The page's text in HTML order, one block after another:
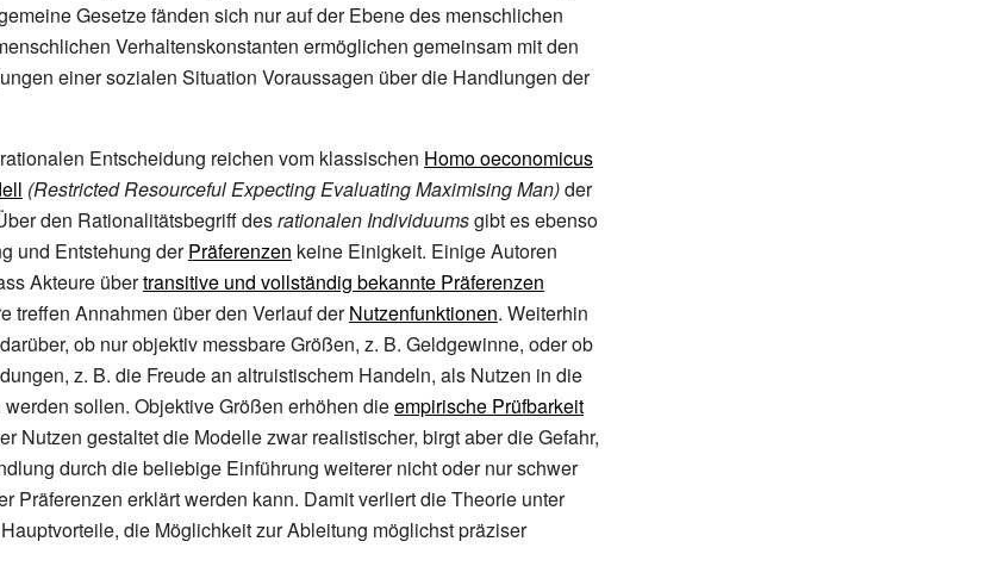
Gesetze fänden sich nur auf der Ebene des menschlichen
Verhaltenskonstanten ermöglichen gemeinsam mit den
einer sozialen Situation Voraussagen über die Handlungen der
Entscheidung reichen vom klassischen Homo oeconomicus
(Restricted Resourceful Expecting Evaluating Maximising Man)der
den Rationalitätsbegriff desrationalen Individuumsgibt es ebenso
und Entstehung derPräferenzen keine Einigkeit. Einige Autoren
Akteure übertransitive und vollständig bekannte Präferenzen
treffen Annahmen über den Verlauf derNutzenfunktionen. Weiterhin
ob nur objektiv messbare Größen, z. B. Geldgewinne, oder ob
z. B. die Freude an altruistischem Handeln, als Nutzen in die
sollen. Objektive Größen erhöhen dieempirische Prüfbarkeit
Nutzen gestaltet die Modelle zwar realistischer, birgt aber die Gefahr,
durch die beliebige Einführung weiterer nicht oder nur schwer
Präferenzen erklärt werden kann. Damit verliert die Theorie unter
die Möglichkeit zur Ableitung möglichst präziser